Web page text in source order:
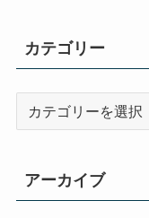
カテゴリー
ー
アーカイブ